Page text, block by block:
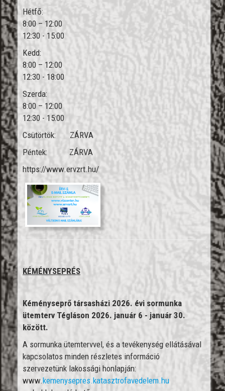
Hétfő:
8:00 – 12:00
12:30 - 15:00
Kedd:
8:00 – 12:00
12:30 - 18:00
Szerda:
8:00 – 12:00
12:30 - 15:00
Csütörtök: ZÁRVA
Péntek: ZÁRVA
https://www.ervzrt.hu/
KÉMÉNYSEPRÉS
Kéményseprő társasházi 2026. évi sormunka
ütemterv Tégláson 2026. január 6 - január 30.
között.
A sormunka ütemtervvel, és a tevékenység ellátásával
kapcsolatos minden részletes információ
szervezetünk lakossági honlapján:
www.kemenysepres.katasztrofavedelem.hu